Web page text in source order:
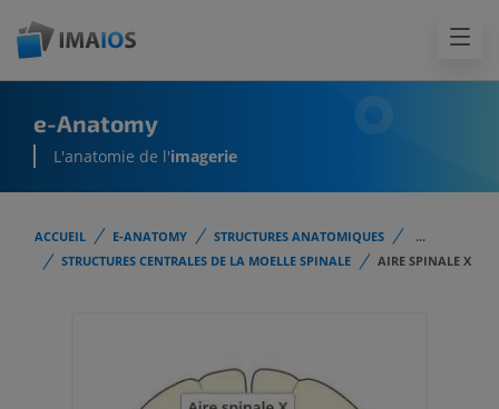
e-Anatomy
L'anatomie de l'imagerie
ACCUEIL E-ANATOMY STRUCTURES ANATOMIQUES
...
STRUCTURES CENTRALES DE LA MOELLE SPINALE
AIRE SPINALE X